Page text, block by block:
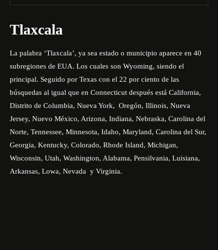
Tlaxcala
La palabra ‘Tlaxcala’, ya sea estado o municipio aparece en 40
subregiones de EUA. Los cuales son Wyoming, siendo el
principal. Seguido por Texas con el 22 por ciento de las
búsquedas al igual que en Connecticut después está California,
Distrito de Columbia, Nueva York, Oregón, Illinois, Nueva
Jersey, Nuevo México, Arizona, Indiana, Nebraska, Carolina del
Norte, Tennessee, Minnesota, Idaho, Maryland, Carolina del Sur,
Georgia, Kentucky, Colorado, Rhode Island, Michigan,
Wisconsin, Utah, Washington, Alabama, Pensilvania, Luisiana,
Arkansas, Lowa, Nevada y Virginia.